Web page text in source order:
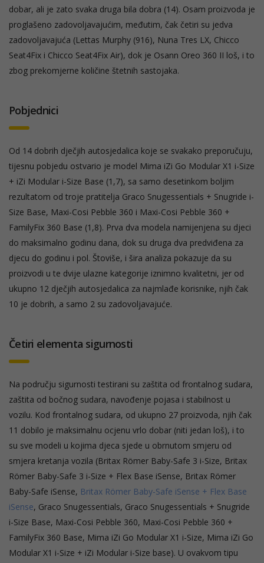
dobar, ali je zato svaka druga bila dobra (14). Osam proizvoda je
proglašeno zadovoljavajućim, međutim, čak četiri su jedva
zadovoljavajuća (Lettas Murphy (916), Nuna Tres LX, Chicco
Seat4Fix i Chicco Seat4Fix Air), dok je Osann Oreo 360 II loš, i to
zbog prekomjerne količine štetnih sastojaka.
Pobjednici
Od 14 dobrih dječjih autosjedalica koje se svakako preporučuju,
tijesnu pobjedu ostvario je model Mima iZi Go Modular X1 i-Size
+ iZi Modular i-Size Base (1,7), sa samo desetinkom boljim
rezultatom od troje pratitelja Graco Snugessentials + Snugride i-
Size Base, Maxi-Cosi Pebble 360 i Maxi-Cosi Pebble 360 +
FamilyFix 360 Base (1,8). Prva dva modela namijenjena su djeci
do maksimalno godinu dana, dok su druga dva predviđena za
djecu do godinu i pol. Štoviše, i šira analiza pokazuje da su
proizvodi u te dvije ulazne kategorije iznimno kvalitetni, jer od
ukupno 12 dječjih autosjedalica za najmlađe korisnike, njih čak
10 je dobrih, a samo 2 su zadovoljavajuće.
Četiri elementa sigurnosti
Na području sigurnosti testirani su zaštita od frontalnog sudara,
zaštita od bočnog sudara, navođenje pojasa i stabilnost u
vozilu. Kod frontalnog sudara, od ukupno 27 proizvoda, njih čak
11 dobilo je maksimalnu ocjenu vrlo dobar (niti jedan loš), i to
su sve modeli u kojima djeca sjede u obrnutom smjeru od
smjera kretanja vozila (Britax Römer Baby-Safe 3 i-Size, Britax
Römer Baby-Safe 3 i-Size + Flex Base iSense, Britax Römer
Baby-Safe iSense, Britax Römer Baby-Safe iSense + Flex Base
iSense, Graco Snugessentials, Graco Snugessentials + Snugride
i-Size Base, Maxi-Cosi Pebble 360, Maxi-Cosi Pebble 360 +
FamilyFix 360 Base, Mima iZi Go Modular X1 i-Size, Mima iZi Go
Modular X1 i-Size + iZi Modular i-Size base). U ovakvom tipu